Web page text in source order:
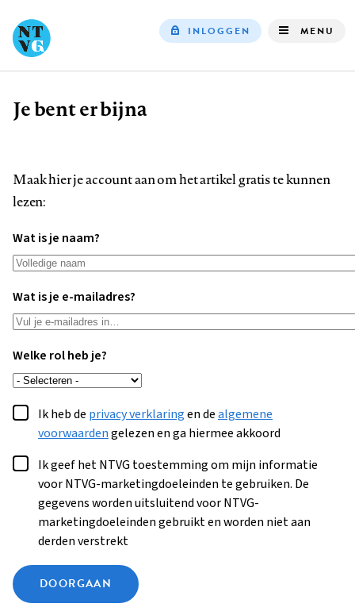
INLOGGEN MENU
Kruimelpad
Je bent er bijna
Maak hier je account aan om het artikel gratis te kunnen
lezen:
Wat is je naam?
Wat is je e-mailadres?
Welke rol heb je?
Ik heb de privacy verklaringen dealgemene
voorwaardengelezen en ga hiermee akkoord
Ik geef het NTVG toestemming om mijn informatie
voor NTVG-marketingdoeleinden te gebruiken. De
gegevens worden uitsluitend voor NTVG-
marketingdoeleinden gebruikt en worden niet aan
derden verstrekt
DOORGAAN